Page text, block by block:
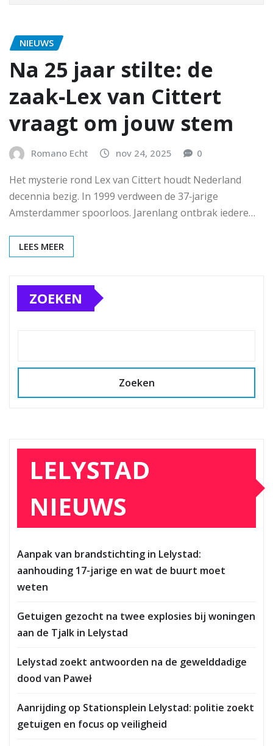
NIEUWS
Na 25 jaar stilte: de
zaak‑Lex van Cittert
vraagt om jouw stem
Romano Echt nov 24, 2025 0
Het mysterie rond Lex van Cittert houdt Nederland
decennia bezig. In 1999 verdween de 37‑jarige
Amsterdammer spoorloos. Jarenlang ontbrak iedere…
LEES MEER
ZOEKEN
Zoeken
LELYSTAD
NIEUWS
Aanpak van brandstichting in Lelystad:
aanhouding 17-jarige en wat de buurt moet
weten
Getuigen gezocht na twee explosies bij woningen
aan de Tjalk in Lelystad
Lelystad zoekt antwoorden na de gewelddadige
dood van Paweł
Aanrijding op Stationsplein Lelystad: politie zoekt
getuigen en focus op veiligheid